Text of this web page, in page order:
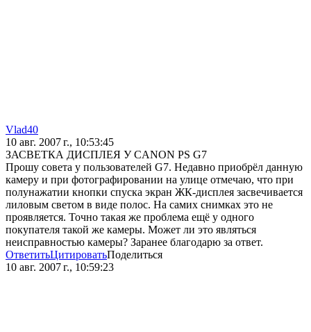
Vlad40
10 авг. 2007 г., 10:53:45
ЗАСВЕТКА ДИСПЛЕЯ У CANON PS G7
Прошу совета у пользователей G7. Недавно приобрёл данную
камеру и при фотографировании на улице отмечаю, что при
полунажатии кнопки спуска экран ЖК-дисплея засвечивается
лиловым светом в виде полос. На самих снимках это не
проявляется. Точно такая же проблема ещё у одного
покупателя такой же камеры. Может ли это являться
неисправностью камеры? Заранее благодарю за ответ.
ОтветитьЦитироватьПоделиться
10 авг. 2007 г., 10:59:23